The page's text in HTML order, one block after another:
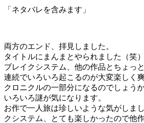
「ネタバレを含みます」
両方のエンド、拝見しました。
タイトルにまんまとやられました（笑）
ブレイクシステム、他の作品とちょっ
連続でいろいろ起こるのが大変楽しく爽
クロニクルの一部分になるのでしょうか
いろいろ謎が気になります。
お作で一人旅は珍しいような気がしま
クシステム、とても楽しかったので他